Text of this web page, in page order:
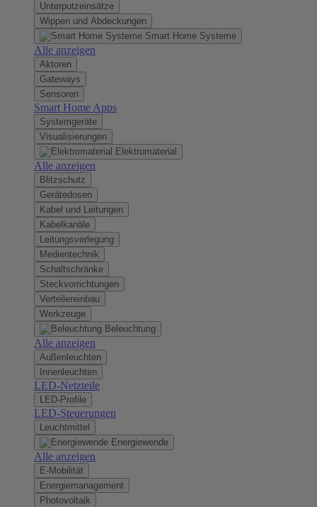
Unterputzeinsätze
Wippen und Abdeckungen
Smart Home Systeme
Alle anzeigen
Aktoren
Gateways
Sensoren
Smart Home Apps
Systemgeräte
Visualisierungen
Elektromaterial
Alle anzeigen
Blitzschutz
Gerätedosen
Kabel und Leitungen
Kabelkanäle
Leitungsverlegung
Medientechnik
Schaltschränke
Steckvorrichtungen
Verteilereinbau
Werkzeuge
Beleuchtung
Alle anzeigen
Außenleuchten
Innenleuchten
LED-Netzteile
LED-Profile
LED-Steuerungen
Leuchtmittel
Energiewende
Alle anzeigen
E-Mobilität
Energiemanagement
Photovoltaik